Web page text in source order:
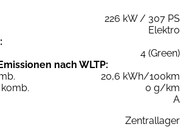
226 kW / 307 PS
Elektro
4 (Green)
nach WLTP:
20,6 kWh/100km
0 g/km
A
Zentrallager